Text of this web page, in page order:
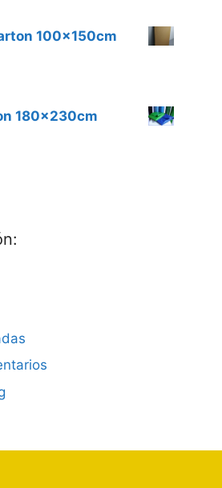
100x150cm
180x230cm